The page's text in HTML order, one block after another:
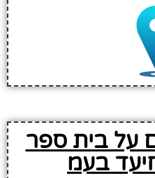
על בית ספר
בעמ